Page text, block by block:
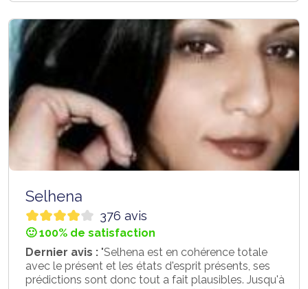
Selhena
376 avis
🙂 100% de satisfaction
Dernier avis : "Selhena est en cohérence totale
avec le présent et les états d'esprit présents, ses
prédictions sont donc tout a fait plausibles. Jusqu'à